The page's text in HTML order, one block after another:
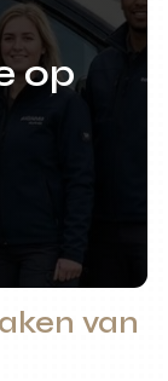
op
van